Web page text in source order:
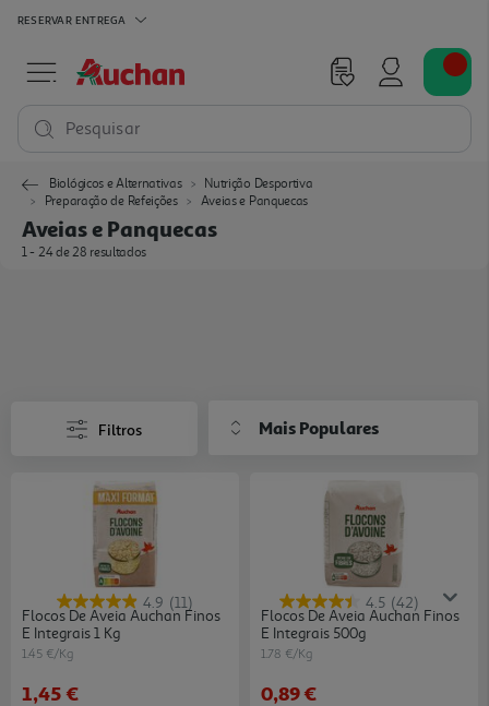
RESERVAR ENTREGA
Pesquisar
Biológicos e Alternativas
Nutrição Desportiva
Preparação de Refeições
Aveias e Panquecas
Aveias e Panquecas
1 - 24 de 28 resultados
Filtros Mais Populares
4.9 (11)
Flocos De Aveia Auchan Finos
E Integrais 1 Kg
1.45 €/Kg
1,45 €
4.5 (42)
Flocos De Aveia Auchan Finos
E Integrais 500g
1.78 €/Kg
0,89 €